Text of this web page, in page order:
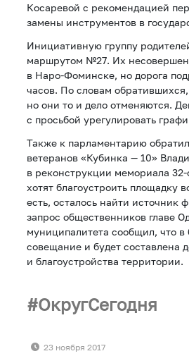
Косаревой с рекомендацией
замены инструментов в
Инициативную группу
маршрутом №27. Их
в Наро-Фоминске, но дорога
часов. По словам
но они то и дело отменяются.
с просьбой урегулировать
Также к парламентарию
ветеранов «Кубинка — 10»
в реконструкции мемориала
хотят благоустроить площадку
есть, осталось найти источник
запрос общественников главе
муниципалитета сообщил, что
совещание и будет составлена
и благоустройства территории.
ОкругСегодня
23 ноября 2017